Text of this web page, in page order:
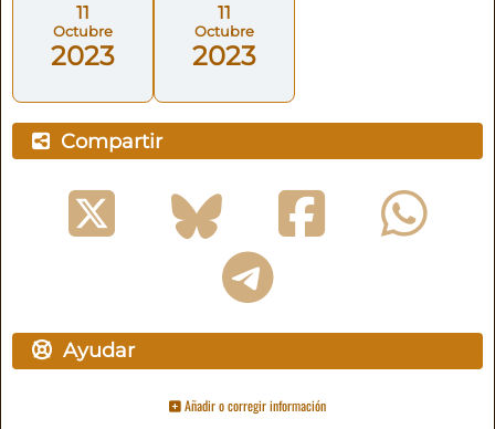
11
Octubre
2023
11
Octubre
2023
Compartir
Ayudar
Añadir o corregir información